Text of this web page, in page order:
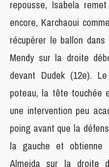
repousse, Isabela
encore, Karchaoui
récupérer le ballon
Mendy sur la droite
devant Dudek (12e).
poteau, la tête touchée
une intervention peu
poing avant que la
la gauche et obtienne
Almeida sur la droite